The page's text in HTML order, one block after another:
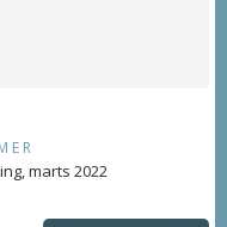
marts 2022